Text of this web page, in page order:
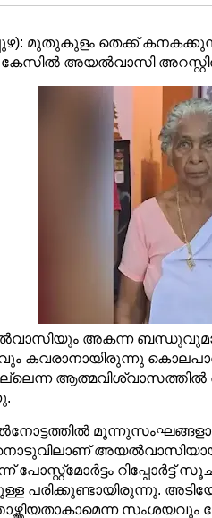
മുതുകുളം തെക്ക്
അയൽവാസി
അകന്ന
അയൽവാസിയായ
റിപ്പോർട്ട്
പരിക്കുണ്ടായിരുന്നു.
ഡെയ്‌ലി